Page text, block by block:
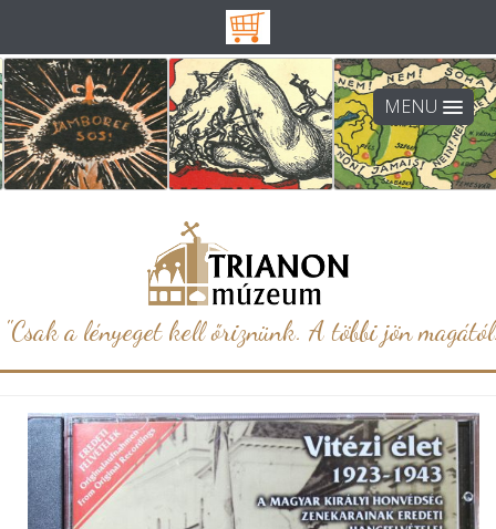
MENU
"Csak a lényeget kell őriznünk. A többi jön